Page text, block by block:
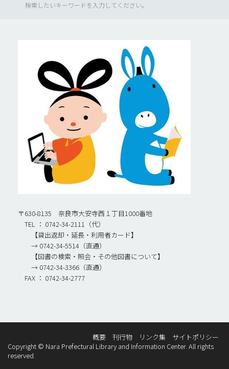
検索したいキーワードを入力してください。
〒630-8135 奈良市大安寺西１丁目1000番地
TEL ： 0742-34-2111（代）
【貸出返却・延長・利用者カード】
→ 0742-34-5514（直通）
【図書の検索・照会・その他図書について】
→ 0742-34-3366（直通）
FAX ： 0742-34-2777
概要 刊行物 リンク集
サイトポリシー
Copyright © Nara Prefectural Library and Information Center. All rights
reserved.